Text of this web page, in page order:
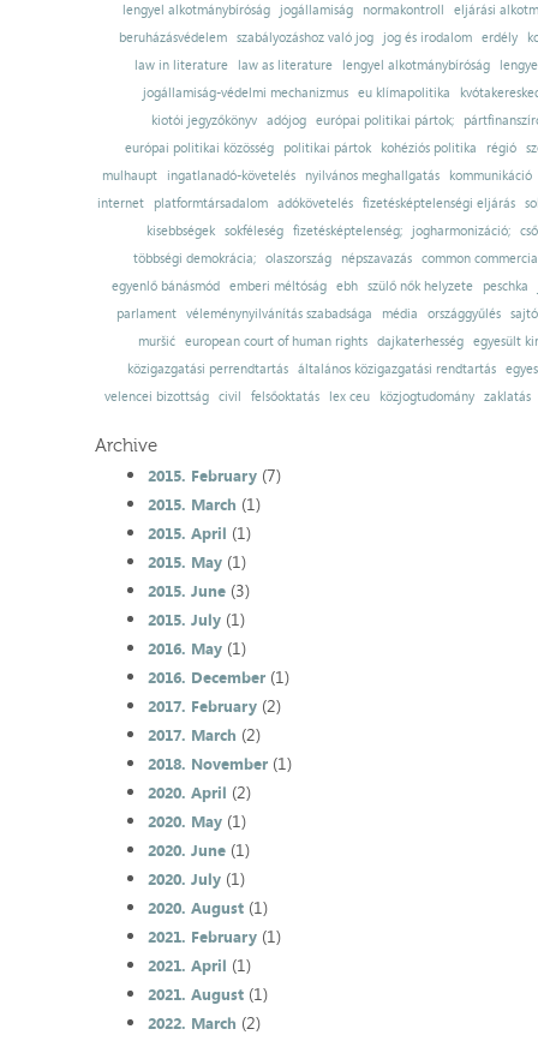
lengyel alkotmánybíróság
jogállamiság normakontroll
eljárási
beruházásvédelem
szabályozáshoz való jog jog és irodalom erdély
law in literature
law as literature lengyel alkotmánybíróság
jogállamiság-védelmi mechanizmus
eu klímapolitika
kiotói jegyzőkönyv adójog európai politikai pártok;
európai politikai közösség
politikai pártok kohéziós politika régió
mulhaupt
ingatlanadó-követelés nyilvános meghallgatás
kommunikáció
internet
platformtársadalom adókövetelés fizetésképtelenségi eljárás
kisebbségek sokféleség fizetésképtelenség; jogharmonizáció;
többségi demokrácia; olaszország népszavazás common
egyenlő bánásmód emberi méltóság ebh szülő nők helyzete
peschka
parlament
véleménynyilvánítás szabadsága média országgyűlés
muršić
european court of human rights dajkaterhesség
egyesült
közigazgatási perrendtartás
általános közigazgatási rendtartás
velencei bizottság
civil felsőoktatás lex ceu közjogtudomány zaklatás
Archive
2015. February(7)
2015. March (1)
2015. April (1)
2015. May(1)
2015. June(3)
2015. July(1)
2016. May(1)
2016. December(1)
2017. February(2)
2017. March (2)
2018. November(1)
2020. April (2)
2020. May(1)
2020. June(1)
2020. July(1)
2020. August(1)
2021. February(1)
2021. April (1)
2021. August(1)
2022. March (2)